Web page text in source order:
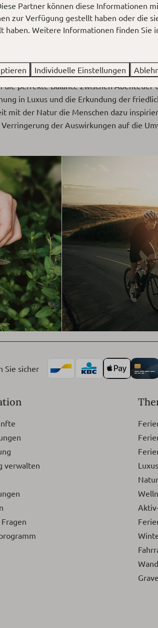
die perfekte Balance zwischen
in Luxus und die Erkundung der
mit der Natur die Menschen dazu
der Auswirkungen auf die
Sie sicher
verwalten
Partner können diese Informationen
zur Verfügung gestellt haben oder die
haben. Weitere Informationen finden Sie
Individuelle Einstellungen